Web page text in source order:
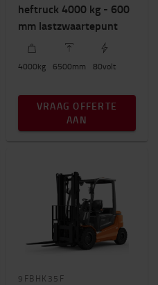
8000kg
7500mm
heftruck 4000 kg - 600
mm lastzwaartepunt
4000kg 6500mm 80volt
VRAAG OFFERTE
AAN
9FBHK35F